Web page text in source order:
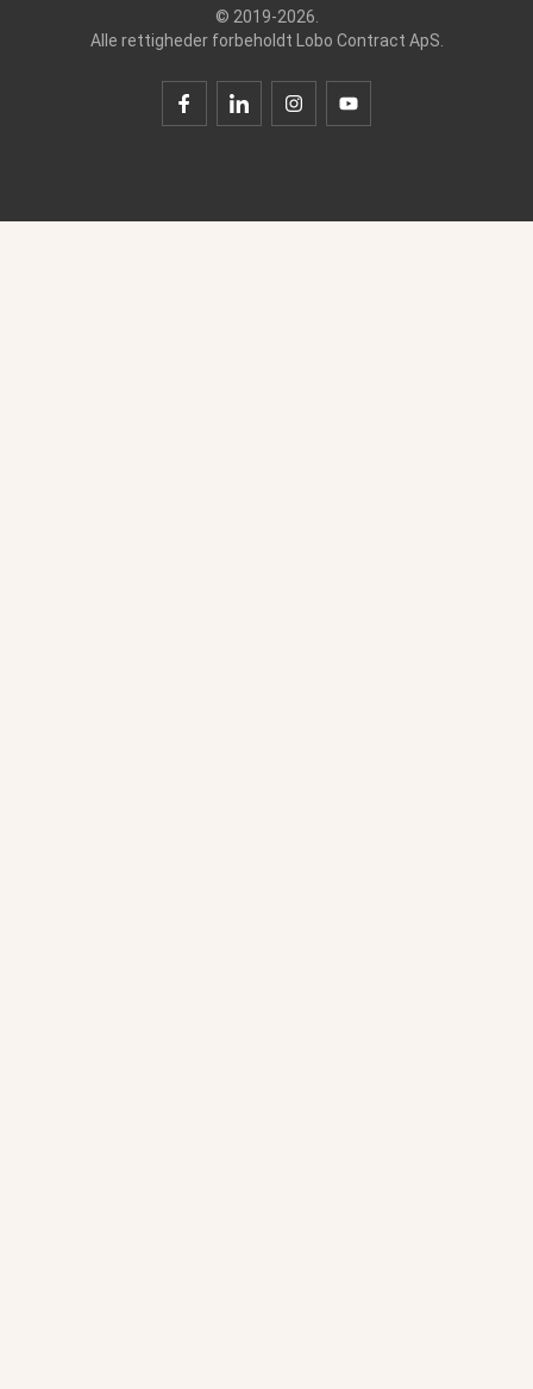
© 2019-2026.
Alle rettigheder forbeholdt Lobo Contract ApS.